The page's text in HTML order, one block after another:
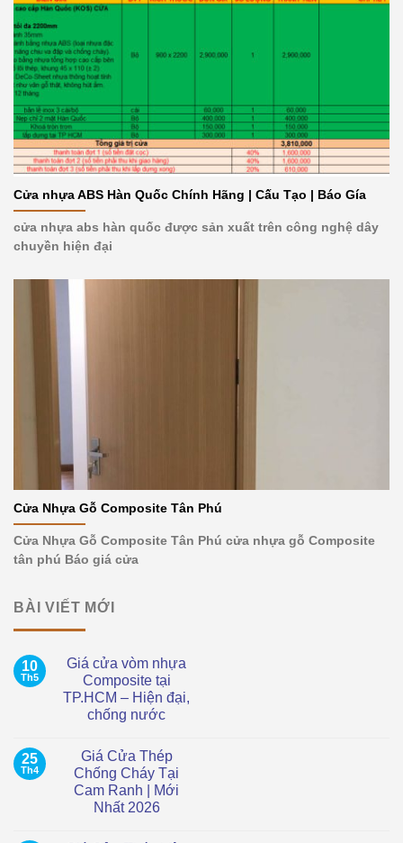
BÀI VIẾT MỚI
10
Th5
Giá cửa vòm nhựa
Composite tại
TP.HCM – Hiện đại,
chống nước
bình
luận
ở
Giá
cửa
vòm
25
Th4
Giá Cửa Thép
Chống Cháy Tại
Cam Ranh | Mới
Nhất 2026
Cửa nhựa ABS Hàn Quốc Chính Hãng | Cấu Tạo | Báo Gía
cửa nhựa abs hàn quốc được sản xuất trên công nghệ dây
chuyền hiện đại
Cửa Nhựa Gỗ Composite Tân Phú
Cửa Nhựa Gỗ Composite Tân Phú cửa nhựa gỗ Composite
tân phú Báo giá cửa